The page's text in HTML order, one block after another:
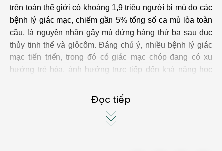
trên toàn thế giới có khoảng 1,9 triệu người bị mù do các
bệnh lý giác mạc, chiếm gần 5% tổng số ca mù lòa toàn
cầu, là nguyên nhân gây mù đứng hàng thứ ba sau đục
thủy tinh thể và glôcôm. Đáng chú ý, nhiều bệnh lý giác
mạc tiến triển, trong đó có giác mạc chóp đang có xu
hướng trẻ hóa, ảnh hưởng trực tiếp đến khả năng học
Đọc tiếp